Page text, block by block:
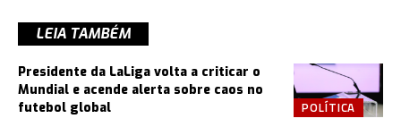
LEIA TAMBÉM
POLÍTICA
Presidente da LaLiga volta a criticar o
Mundial e acende alerta sobre caos no
futebol global